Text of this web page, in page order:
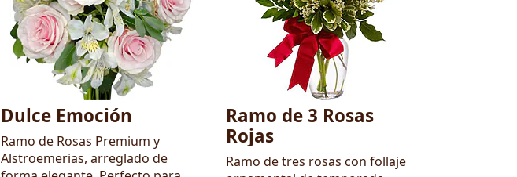
Dulce Emoción
Ramo de Rosas Premium y
Alstroemerias, arreglado de
Ramo de 3 Rosas
Rojas
Ramo de tres rosas con follaje